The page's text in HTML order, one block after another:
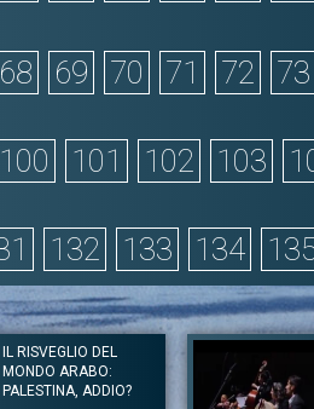
68 69 70 71 72 73
100 101 102 103
132 133 134
IL RISVEGLIO DEL
MONDO ARABO:
PALESTINA, ADDIO?